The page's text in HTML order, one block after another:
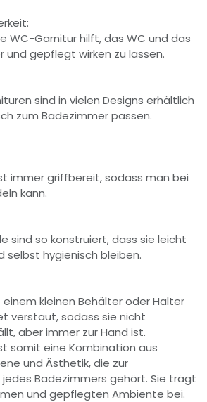
WC-Garnitur hilft, das WC und das
und gepflegt wirken zu lassen.
sind in vielen Designs erhältlich
zum Badezimmer passen.
immer griffbereit, sodass man bei
kann.
sind so konstruiert, dass sie leicht
selbst hygienisch bleiben.
kleinen Behälter oder Halter
verstaut, sodass sie nicht
aber immer zur Hand ist.
somit eine Kombination aus
und Ästhetik, die zur
Badezimmers gehört. Sie trägt
und gepflegten Ambiente bei.